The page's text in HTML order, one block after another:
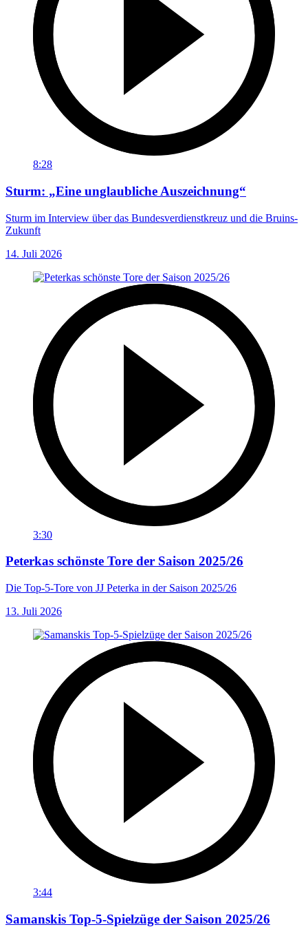
8:28
Sturm: „Eine unglaubliche Auszeichnung“
Sturm im Interview über das Bundesverdienstkreuz und die Bruins-
Zukunft
14. Juli 2026
3:30
Peterkas schönste Tore der Saison 2025/26
Die Top-5-Tore von JJ Peterka in der Saison 2025/26
13. Juli 2026
3:44
Samanskis Top-5-Spielzüge der Saison 2025/26